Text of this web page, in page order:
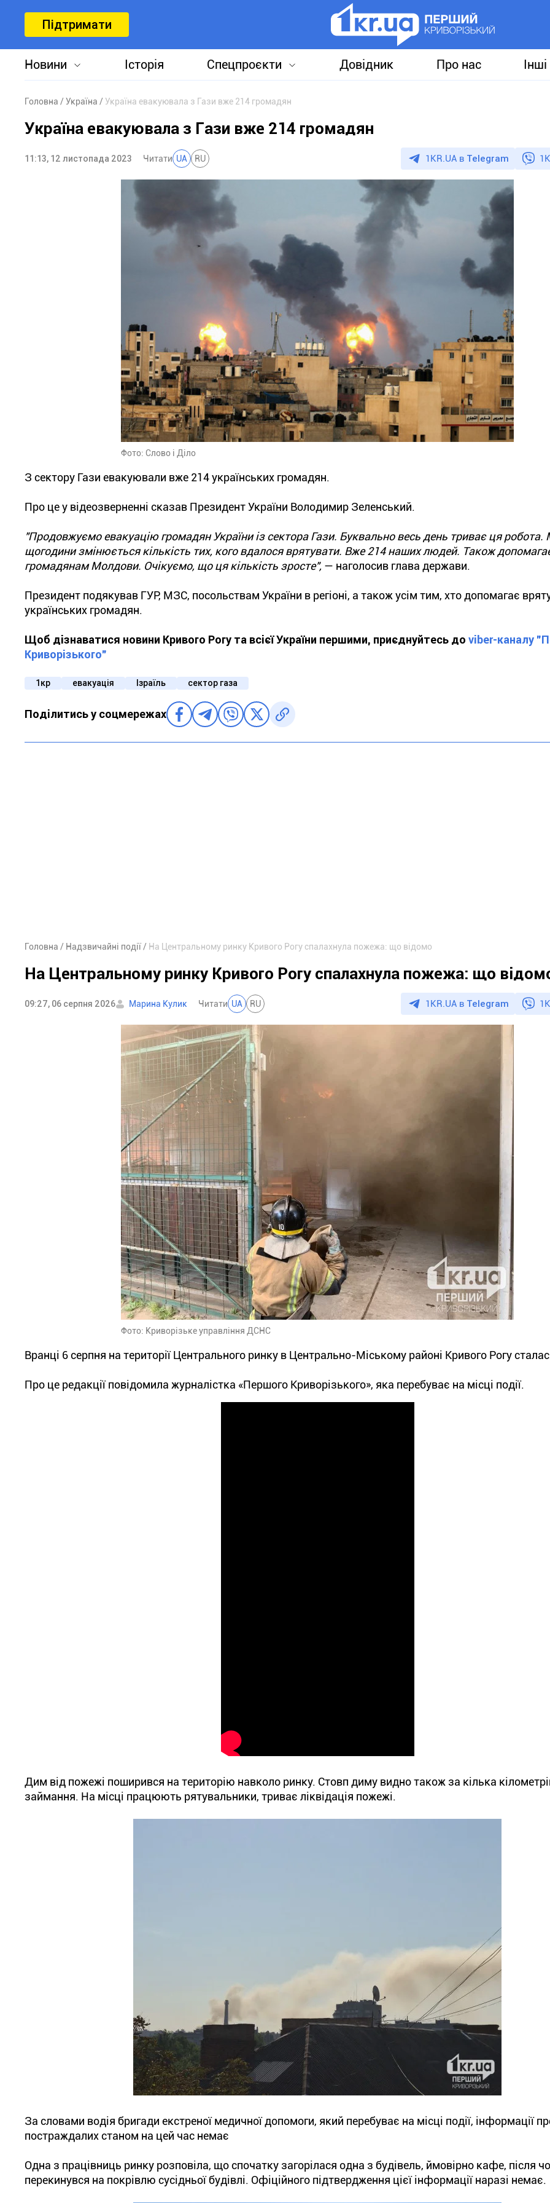
Підтримати
Новини Історія Спецпроєкти Довідник Про нас
Головна Україна Україна евакуювала з Гази вже 214 громадян
Україна евакуювала з Гази вже 214 громадян
11:13, 12 листопада 2023 Читати UA RU 1KR.UA в Telegram
Фото: Слово і Діло
З сектору Гази евакуювали вже 214 українських громадян.
Про це у відеозверненні сказав Президент України Володимир Зеленський.
"Продовжуємо евакуацію громадян України із сектора Гази. Буквально весь день триває ця
щогодини змінюється кількість тих, кого вдалося врятувати. Вже 214 наших людей. Також
громадянам Молдови. Очікуємо, що ця кількість зросте", — наголосив глава держави.
Президент подякував ГУР, МЗС, посольствам України в регіоні, а також усім тим, хто допомагає
українських громадян.
Щоб дізнаватися новини Кривого Рогу та всієї України першими, приєднуйтесь до viber-каналу
Криворізького"
1кр евакуація Ізраїль сектор газа
Поділитись у соцмережах
Головна Надзвичайні події На Центральному ринку Кривого Рогу спалахнула пожежа: що відомо
На Центральному ринку Кривого Рогу спалахнула пожежа: що
09:27, 06 серпня 2026 Марина Кулик Читати UA RU 1KR.UA в Telegram
Фото: Криворізьке управління ДСНС
Вранці 6 серпня на території Центрального ринку в Центрально-Міському районі Кривого Рогу
Про це редакції повідомила журналістка «Першого Криворізького», яка перебуває на місці події.
Дим від пожежі поширився на територію навколо ринку. Стовп диму видно також за кілька
займання. На місці працюють рятувальники, триває ліквідація пожежі.
За словами водія бригади екстреної медичної допомоги, який перебуває на місці події, інформації
постраждалих станом на цей час немає
Одна з працівниць ринку розповіла, що спочатку загорілася одна з будівель, ймовірно кафе, після
перекинувся на покрівлю сусідньої будівлі. Офіційного підтвердження цієї інформації наразі немає.